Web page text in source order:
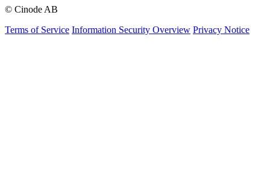
© Cinode AB
Terms of Service Information Security Overview Privacy Notice